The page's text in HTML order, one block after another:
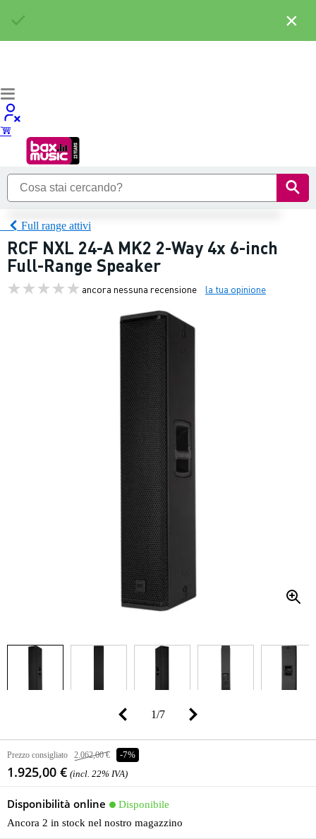
Full range attivi
RCF NXL 24-A MK2 2-Way 4x 6-inch
Full-Range Speaker
ancora nessuna recensione la tua opinione
1/7
Prezzo consigliato 2.062,00 € -7%
1.925,00 € (incl. 22% IVA)
Disponibilità online
Disponibile
Ancora 2 in stock nel nostro magazzino
×